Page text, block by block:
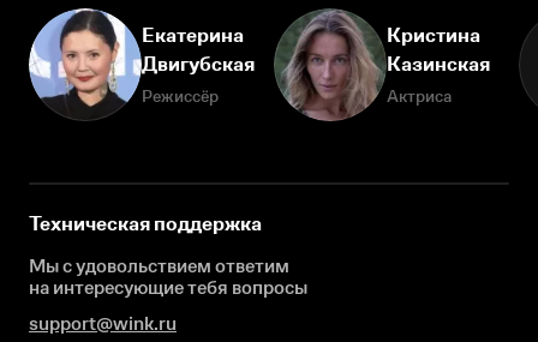
Екатерина
Двигубская
Режиссёр
Кристина
Казинская
Актриса
Техническая поддержка
Мы с удовольствием ответим
на интересующиетебя вопросы
support@wink.ru